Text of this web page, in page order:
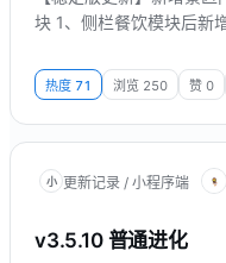
块 1、侧栏餐饮模块后新
门票商品、门票类型、景
区标签与轮播图。 2、支
门票的上架下架、标签筛
以及订单确认、取消与退
热度 71 浏览 250 赞 0
小 更新记录 / 小程序端
v3.5.10 普通进化